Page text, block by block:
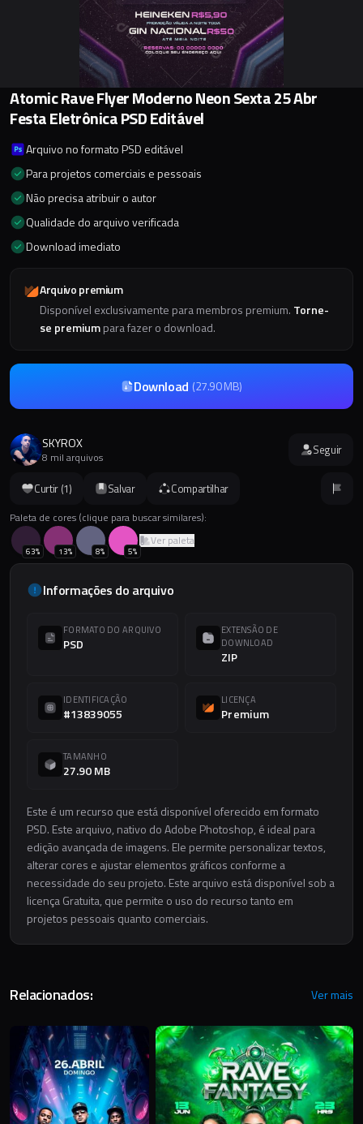
Curtir (1) Salvar Compartilhar
Paleta de cores (clique para buscar similares):
63% 13% 8% 5%
Ver paleta
Informações do arquivo
FORMATO DO ARQUIVO
PSD
EXTENSÃO DE
DOWNLOAD
ZIP
IDENTIFICAÇÃO
#13839055
LICENÇA
Premium
TAMANHO
27.90 MB
Este é um recurso que está disponível oferecido em formato
PSD. Este arquivo, nativo do Adobe Photoshop, é ideal para
edição avançada de imagens. Ele permite personalizar textos,
alterar cores e ajustar elementos gráficos conforme a
necessidade do seu projeto. Este arquivo está disponível sob a
licença Gratuita, que permite o uso do recurso tanto em
projetos pessoais quanto comerciais.
Atomic Rave Flyer Moderno Neon Sexta 25 Abr
Festa Eletrônica PSD Editável
Arquivo no formato PSD editável
Para projetos comerciais e pessoais
Não precisa atribuir o autor
Qualidade do arquivo verificada
Download imediato
Arquivo premium
Disponível exclusivamente para membros premium. Torne-
se premiumpara fazer o download.
Download (27.90 MB)
SKYROX
8 mil arquivos Seguir
Relacionados: Ver mais